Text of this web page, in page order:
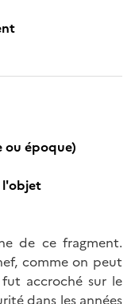
ou époque)
de ce fragment.
comme on peut
accroché sur le
dans les années